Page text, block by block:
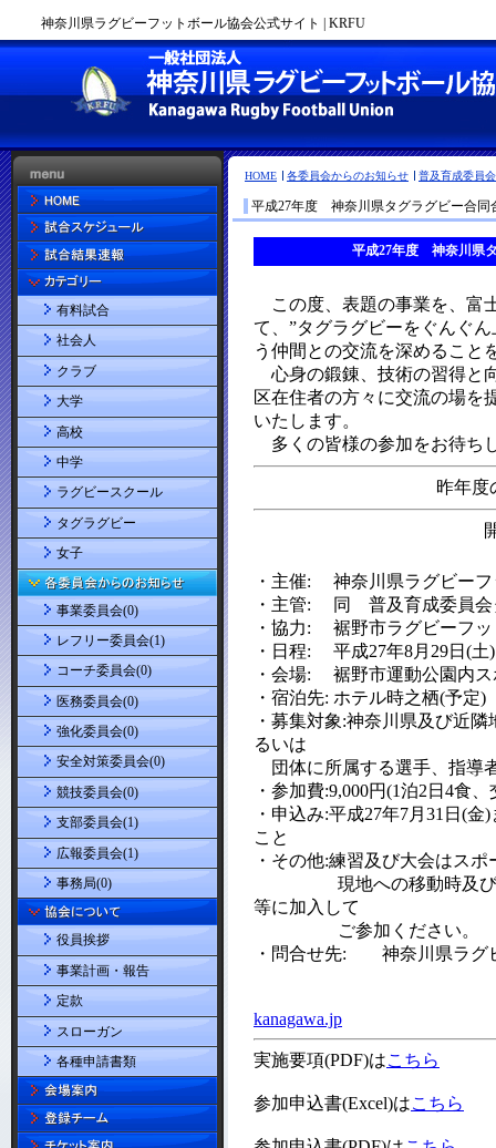
神奈川県ラグビーフットボール協会公式サイト | KRFU
HOME 各委員会からのお知らせ 普及育成委員会
平成27年度 神奈川県タグラグビー合
有料試合
社会人
クラブ
大学
高校
中学
ラグビースクール
タグラグビー
女子
事業委員会(0)
レフリー委員会(1)
コーチ委員会(0)
医務委員会(0)
強化委員会(0)
安全対策委員会(0)
競技委員会(0)
支部委員会(1)
広報委員会(1)
事務局(0)
役員挨拶
事業計画・報告
定款
スローガン
各種申請書類